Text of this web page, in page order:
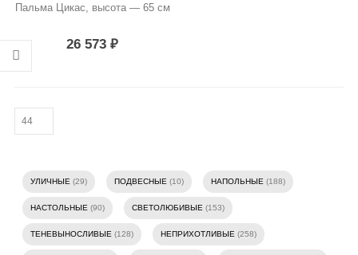
Пальма Цикас, высота — 65 см
26 573₽
УЛИЧНЫЕ(29) ПОДВЕСНЫЕ(10) НАПОЛЬНЫЕ(188)
НАСТОЛЬНЫЕ(90) СВЕТОЛЮБИВЫЕ(153)
ТЕНЕВЫНОСЛИВЫЕ(128) НЕПРИХОТЛИВЫЕ(258)